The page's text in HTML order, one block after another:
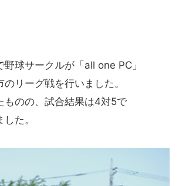
野球サークルが​「all one PC」​
リーグ戦を​行いました。​
ものの、​試合結果は​4対5で​
た。​